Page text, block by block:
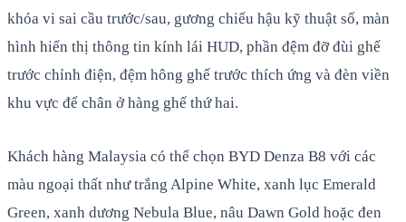
khóa vi sai cầu trước/sau, gương chiếu hậu kỹ thuật số, màn
hình hiển thị thông tin kính lái HUD, phần đệm đỡ đùi ghế
trước chỉnh điện, đệm hông ghế trước thích ứng và đèn viền
khu vực để chân ở hàng ghế thứ hai.
Khách hàng Malaysia có thể chọn BYD Denza B8 với các
màu ngoại thất như trắng Alpine White, xanh lục Emerald
Green, xanh dương Nebula Blue, nâu Dawn Gold hoặc đen